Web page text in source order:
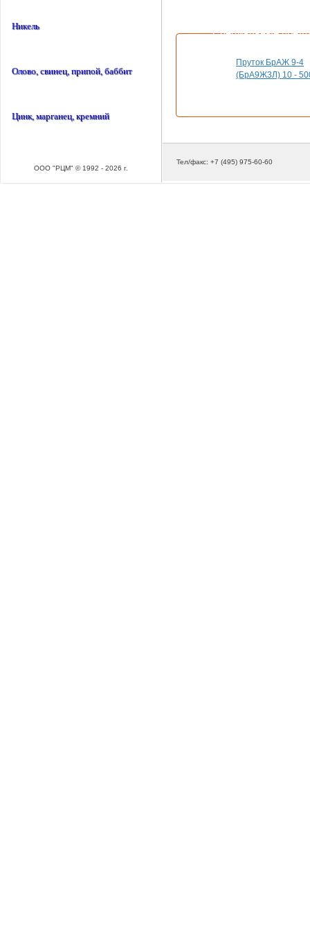
Никель
Олово, свинец, припой, баббит
Цинк, марганец, кремний
ООО "РЦМ" © 1992 - 2026 г.
Специальные
Пруток БрАЖ 9-4
(БрА9Ж3Л) 10 -
Тел/факс: +7 (495) 975-60-60